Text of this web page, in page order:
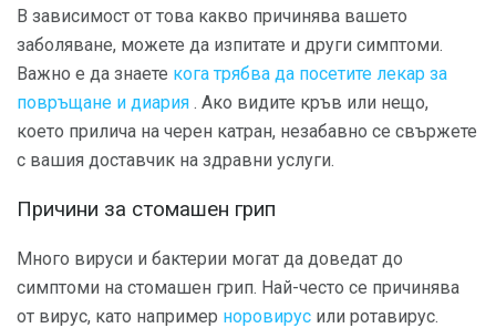
В зависимост от това какво причинява вашето
заболяване, можете да изпитате и други симптоми.
Важно е да знаете кога трябва да посетите лекар за
повръщане и диария . Ако видите кръв или нещо,
което прилича на черен катран, незабавно се свържете
с вашия доставчик на здравни услуги.
Причини за стомашен грип
Много вируси и бактерии могат да доведат до
симптоми на стомашен грип. Най-често се причинява
от вирус, като например норовирус или ротавирус.